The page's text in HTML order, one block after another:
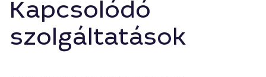
Kapcsolódó
szolgáltatások